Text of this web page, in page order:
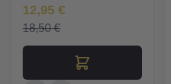
Īpaša Cena
12,95 €
18,50 €